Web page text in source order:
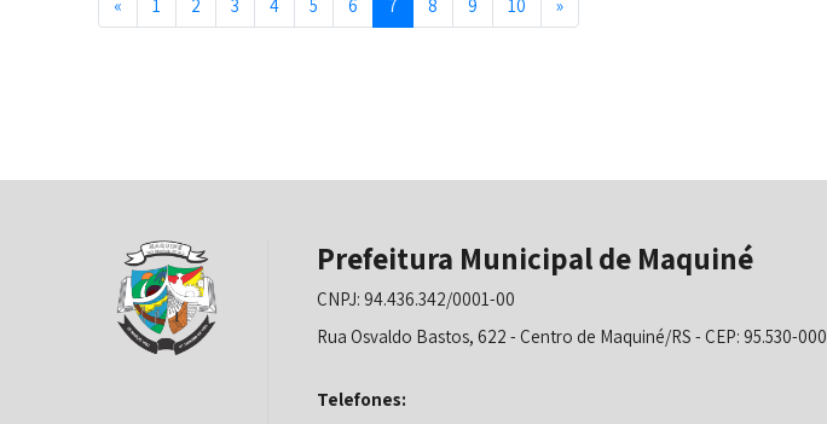
« 1 2 3 4 5 6 7 8 9 10 »
Prefeitura Municipal de Maquiné
CNPJ: 94.436.342/0001-00
Rua Osvaldo Bastos, 622 - Centro de Maquiné/RS - CEP: 95.530-000
Telefones: